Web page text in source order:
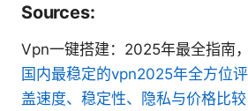
Sources:
Vpn一键搭建：2025年最全指南
国内最稳定的vpn2025年全方位
盖速度、稳定性、隐私与价格比较